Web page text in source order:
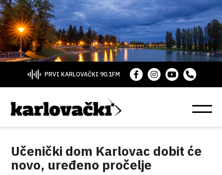
PRVI KARLOVAČKI 90.1FM
Učenički dom Karlovac dobit će
novo, uređeno pročelje